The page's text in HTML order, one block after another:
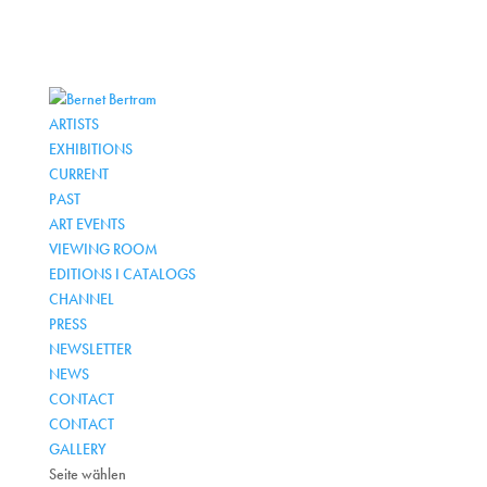
ARTISTS
EXHIBITIONS
CURRENT
PAST
ART EVENTS
VIEWING ROOM
EDITIONS I CATALOGS
CHANNEL
PRESS
NEWSLETTER
NEWS
CONTACT
CONTACT
GALLERY
Seite wählen